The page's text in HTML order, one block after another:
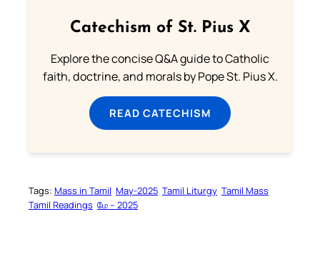
Catechism of St. Pius X
Explore the concise Q&A guide to Catholic
faith, doctrine, and morals by Pope St. Pius X.
READ CATECHISM
Tags: Mass in Tamil May-2025 Tamil Liturgy Tamil Mass
Tamil Readings மே – 2025